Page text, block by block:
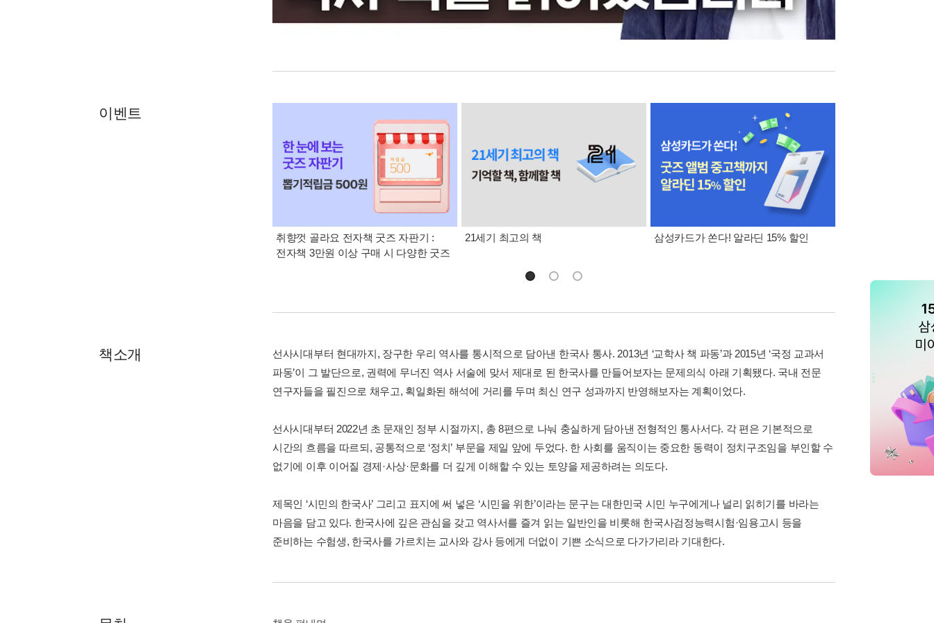
이벤트
취향껏 골라요 전자책 굿즈 자판기 :
전자책 3만원 이상 구매 시 다양한 굿즈
21세기 최고의 책 삼성카드가 쏜다! 알라딘 15% 할인
책소개
선사시대부터 현대까지, 장구한 우리 역사를 통시적으로 담아낸 한국사 통사. 2013년 ‘교학사 책 파동’과 2015년 ‘국정 교과서
파동’이 그 발단으로, 권력에 무너진 역사 서술에 맞서 제대로 된 한국사를 만들어보자는 문제의식 아래 기획됐다. 국내 전문
연구자들을 필진으로 채우고, 획일화된 해석에 거리를 두며 최신 연구 성과까지 반영해보자는 계획이었다.
선사시대부터 2022년 초 문재인 정부 시절까지, 총 8편으로 나눠 충실하게 담아낸 전형적인 통사서다. 각 편은 기본적으로
시간의 흐름을 따르되, 공통적으로 ‘정치’ 부문을 제일 앞에 두었다. 한 사회를 움직이는 중요한 동력이 정치구조임을 부인할 수
없기에 이후 이어질 경제·사상·문화를 더 깊게 이해할 수 있는 토양을 제공하려는 의도다.
제목인 ‘시민의 한국사’ 그리고 표지에 써 넣은 ‘시민을 위한’이라는 문구는 대한민국 시민 누구에게나 널리 읽히기를 바라는
마음을 담고 있다. 한국사에 깊은 관심을 갖고 역사서를 즐겨 읽는 일반인을 비롯해 한국사검정능력시험·임용고시 등을
준비하는 수험생, 한국사를 가르치는 교사와 강사 등에게 더없이 기쁜 소식으로 다가가리라 기대한다.